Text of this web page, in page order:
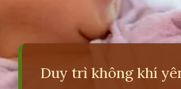
Duy trì không khí